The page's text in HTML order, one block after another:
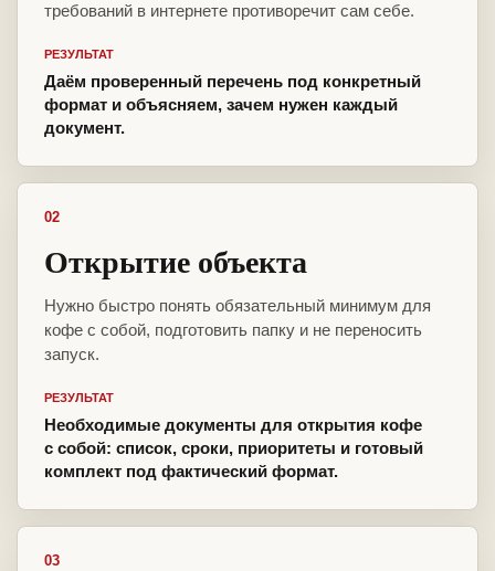
требований в интернете противоречит сам себе.
РЕЗУЛЬТАТ
Даём проверенный перечень под конкретный
формат и объясняем, зачем нужен каждый
документ.
02
Открытие объекта
Нужно быстро понять обязательный минимум для
кофе с собой, подготовить папку и не переносить
запуск.
РЕЗУЛЬТАТ
Необходимые документы для открытия кофе
с собой: список, сроки, приоритеты и готовый
комплект под фактический формат.
03